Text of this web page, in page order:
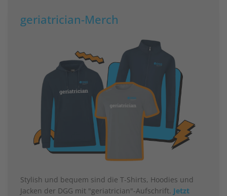
geriatrician-Merch
Stylish und bequem sind die T-Shirts, Hoodies und
Jacken der DGG mit "geriatrician"-Aufschrift. Jetzt